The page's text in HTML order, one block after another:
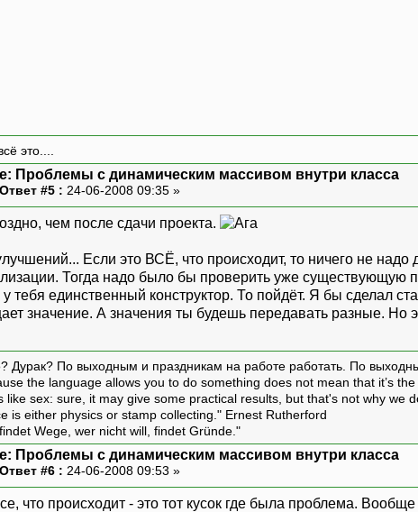
это....
Проблемы с динамическим массивом внутри класса
Ответ #5 : 24-06-2008 09:35 »
чем после сдачи проекта.
Если это ВСЁ, что происходит, то ничего не
Тогда надо было бы проверить уже существующую
у тебя единственный конструктор. То пойдёт. Я бы сделал
значение. А значения ты будешь передавать разные. Но
Дурак? По выходным и праздникам на работе работать. По
the language allows you to do something does not mean that it’s
like sex: sure, it may give some practical results, but that's not why we
is either physics or stamp collecting." Ernest Rutherford
Wege, wer nicht will, findet Gründe."
Проблемы с динамическим массивом внутри класса
Ответ #6 : 24-06-2008 09:53 »
что происходит - это тот кусок где была проблема.